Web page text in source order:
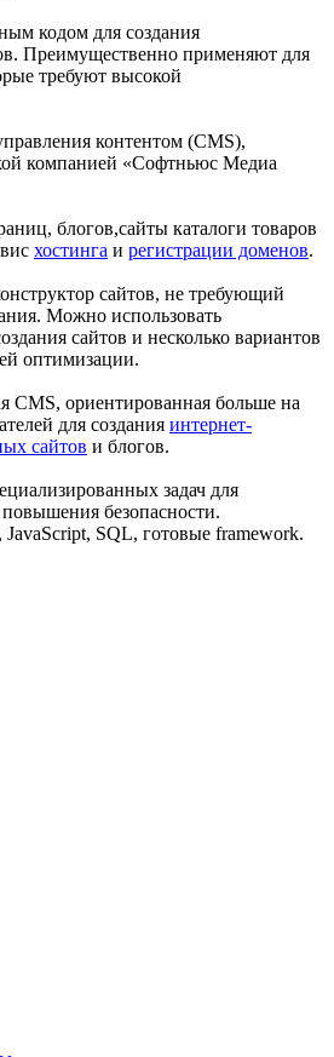
кодом для создания
Преимущественно применяют для
требуют высокой
контентом (CMS),
компанией «Софтньюс Медиа
блогов,сайты каталоги товаров
хостинга и регистрации доменов.
сайтов, не требующий
Можно использовать
сайтов и несколько вариантов
оптимизации.
CMS, ориентированная больше на
для создания интернет-
сайтов и блогов.
задач для
безопасности.
SQL, готовые framework.